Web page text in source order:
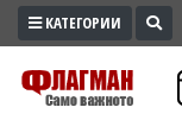
ПРОМО
ЗОНА
КАТЕГОРИИ